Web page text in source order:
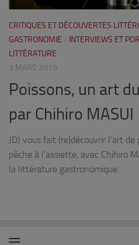
CRITIQUES ET DÉCOUVERTES
GASTRONOMIE / INTERVIEWS ET
LITTÉRATURE
3 MARS 2019
Poissons, un art
par Chihiro MASUI
JDJ vous fait (re)découvrir l’art
pêche à l’assiette, avec Chihiro
la littérature gastronomique.